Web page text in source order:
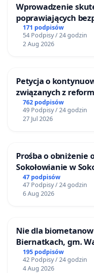
Wprowadzenie
poprawiających
Żeromskiego w
171 podpisów
54 Podpisy / 24 godzin
2 Aug 2026
Petycja o
związanych z
762 podpisów
49 Podpisy / 24 godzin
27 Jul 2026
Prośba o obniżenie
Sokołowianie w
47 podpisów
47 Podpisy / 24 godzin
6 Aug 2026
Nie dla
Biernatkach, gm.
195 podpisów
42 Podpisy / 24 godzin
4 Aug 2026